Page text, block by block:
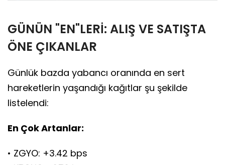
GÜNÜN "EN"LERİ: ALIŞ VE SATIŞTA
ÖNE ÇIKANLAR
Günlük bazda yabancı oranında en sert
hareketlerin yaşandığı kağıtlar şu şekilde
listelendi:
En Çok Artanlar:
• ZGYO: +3.42 bps